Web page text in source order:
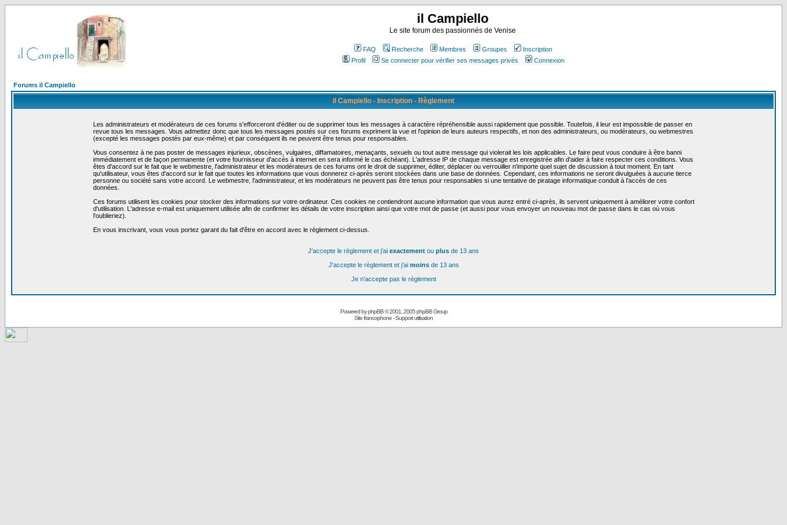
il Campiello
Le site forum des passionnés de Venise
FAQ Recherche Membres Groupes
Inscription
Profil
Se connecter pour vérifier ses messages privés Connexion
Forums il Campiello
il Campiello - Inscription - Règlement
Les administrateurs et modérateurs de ces forums s'efforceront d'éditer ou de supprimer tous les messages à caractère répréhensible aussi rapidement que possible. Toutefois, il leur est impossible de passer en
revue tous les messages. Vous admettez donc que tous les messages postés sur ces forums expriment la vue et l'opinion de leurs auteurs respectifs, et non des administrateurs, ou modérateurs, ou webmestres
(excepté les messages postés par eux-même) et par conséquent ils ne peuvent être tenus pour responsables.
Vous consentez à ne pas poster de messages injurieux, obscènes, vulgaires, diffamatoires, menaçants, sexuels ou tout autre message qui violerait les lois applicables. Le faire peut vous conduire à être banni
immédiatement et de façon permanente (et votre fournisseur d'accès à internet en sera informé le cas échéant). L'adresse IP de chaque message est enregistrée afin d'aider à faire respecter ces conditions. Vous
êtes d'accord sur le fait que le webmestre, l'administrateur et les modérateurs de ces forums ont le droit de supprimer, éditer, déplacer ou verrouiller n'importe quel sujet de discussion à tout moment. En tant
qu'utilisateur, vous êtes d'accord sur le fait que toutes les informations que vous donnerez ci-après seront stockées dans une base de données. Cependant, ces informations ne seront divulguées à aucune tierce
personne ou société sans votre accord. Le webmestre, l'administrateur, et les modérateurs ne peuvent pas être tenus pour responsables si une tentative de piratage informatique conduit à l'accès de ces
données.
Ces forums utilisent les cookies pour stocker des informations sur votre ordinateur. Ces cookies ne contiendront aucune information que vous aurez entré ci-après, ils servent uniquement à améliorer votre confort
d'utilisation. L'adresse e-mail est uniquement utilisée afin de confirmer les détails de votre inscription ainsi que votre mot de passe (et aussi pour vous envoyer un nouveau mot de passe dans le cas où vous
l'oublieriez).
En vous inscrivant, vous vous portez garant du fait d'être en accord avec le règlement ci-dessus.
J'accepte le règlement et j'ai exactement ou plus de 13 ans
J'accepte le règlement et j'ai moinsde 13 ans
Je n'accepte pas le règlement
Powered byphpBB© 2001, 2005 phpBB Group
Site francophone-Support utilisation